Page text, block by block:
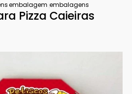
para pizza
embalagem para pizza personalizada
embalagens para pizza
Pizza Caieiras